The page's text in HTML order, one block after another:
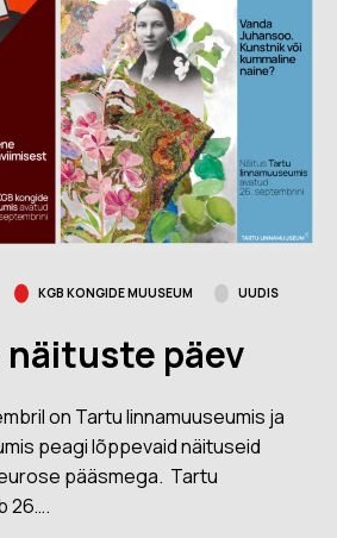
KGB KONGIDE MUUSEUM UUDIS
näituste päev
on Tartu linnamuuseumis ja
peagi lõppevaid näituseid
pääsmega. Tartu
26….